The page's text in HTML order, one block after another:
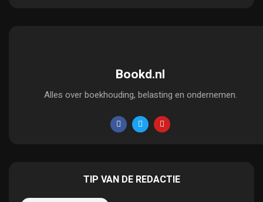
Bookd.nl
Alles over boekhouding, belasting en ondernemen.
TIP VAN DE REDACTIE